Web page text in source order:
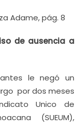
Adame, pág. 8
de ausencia a
le negó un
por dos meses
Unico de
(SUEUM),